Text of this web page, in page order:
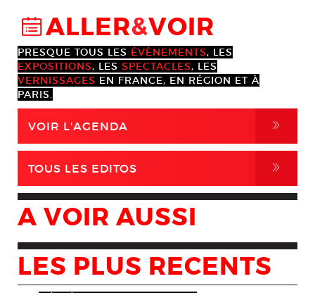
@ALLER&VOIR
PRESQUE TOUS LES ÉVÈNEMENTS, LES
EXPOSITIONS, LES SPECTACLES, LES
VERNISSAGES EN FRANCE, EN RÉGION ET À
PARIS.
VOIR L'AGENDA ,
TOUS LES EDITOS ,
A VOIR AUSSI
LES PLUS RECENTS